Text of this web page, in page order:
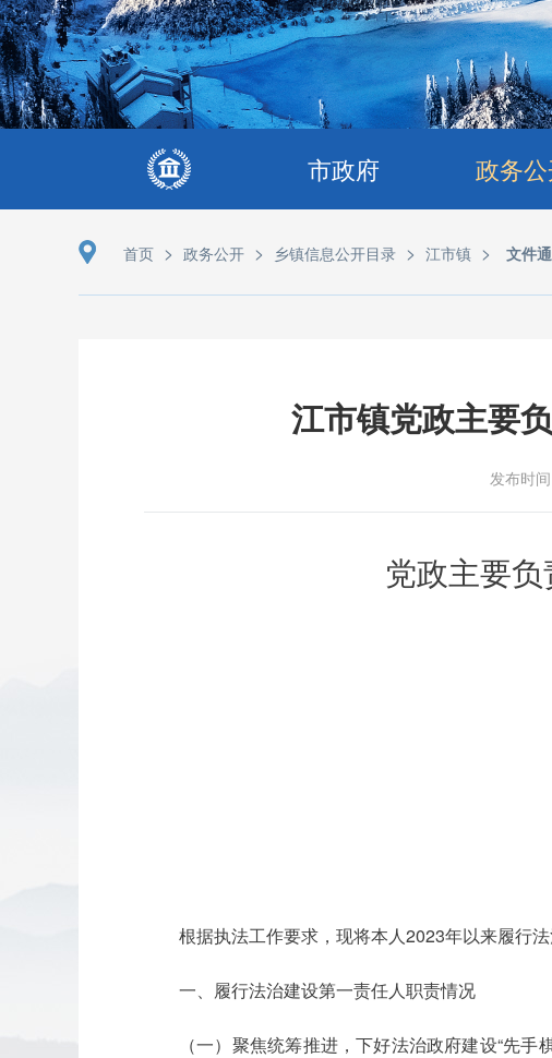
市政府 政务
首页 > 政务公开 > 乡镇信息公开目录 > 江市镇 > 文件
江市镇党政主要
发布时
党政主要负
根据执法工作要求，现将本人2023年以来履行
一、履行法治建设第一责任人职责情况
（一）聚焦统筹推进，下好法治政府建设“先